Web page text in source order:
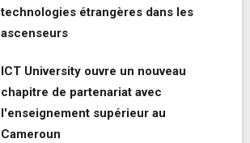
technologies étrangères dans les
ascenseurs
ICT University ouvre un nouveau
chapitre de partenariat avec
l'enseignement supérieur au
Cameroun